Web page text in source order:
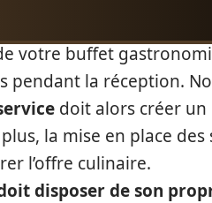
votre buffet
pendant la réception.
doit alors créer un
la mise en place
l’offre culinaire.
disposer de son